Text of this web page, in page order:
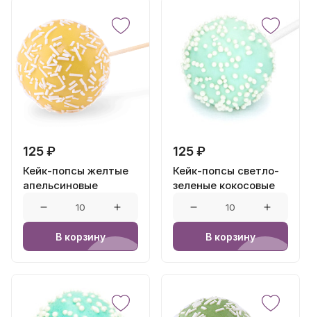
125 ₽
Кейк-попсы желтые
апельсиновые
В корзину
125 ₽
Кейк-попсы светло-
зеленые кокосовые
В корзину